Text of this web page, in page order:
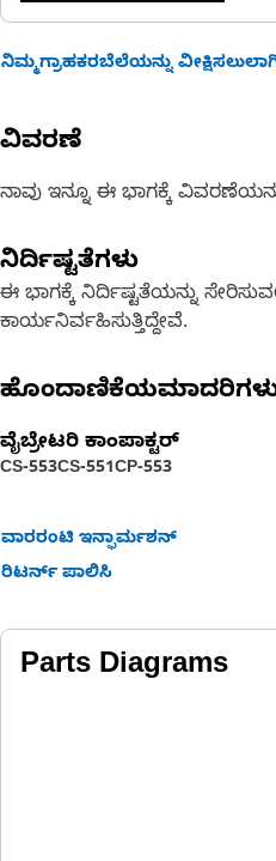
ನಿಮ್ಮಗ್ರಾಹಕರಬೆಲೆಯನ್ನು
ವಿವರಣೆ
ನಾವು ಇನ್ನೂ ಈ ಭಾಗಕ್ಕೆ
ನಿರ್ದಿಷ್ಟತೆಗಳು
ಈ ಭಾಗಕ್ಕೆ ನಿರ್ದಿಷ್ಟತೆಯನ್ನು
ಕಾರ್ಯನಿರ್ವಹಿಸುತ್ತಿದ್ದೇವೆ.
ವೈಬ್ರೇಟರಿ ಕಾಂಪಾಕ್ಟರ್‌
CS-553CS-551CP-553
ವಾರರಂಟಿ ಇನ್ಫಾರ್ಮಶನ್
ರಿಟರ್ನ್ ಪಾಲಿಸಿ
Parts Diagrams